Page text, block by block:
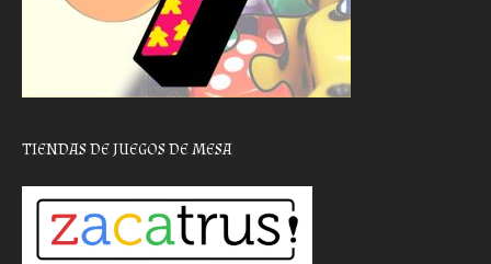
TIENDAS DE JUEGOS DE MESA